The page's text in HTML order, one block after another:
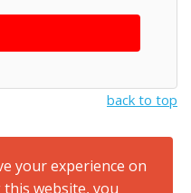
back to top
your experience on
website, you